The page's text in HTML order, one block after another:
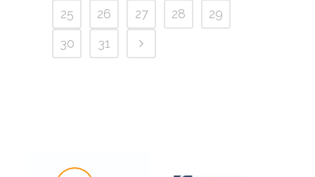
25
26 27 28
29
30
31